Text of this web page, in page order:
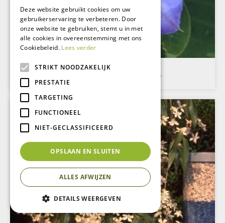
Clematis
Clematis 'Hybrida Sieboldii'
Deze website gebruikt cookies om uw
gebruikerservaring te verbeteren. Door
onze website te gebruiken, stemt u in met
alle cookies in overeenstemming met ons
Cookiebeleid. Lees verder
STRIKT NOODZAKELIJK
PRESTATIE
TARGETING
FUNCTIONEEL
NIET-GECLASSIFICEERD
OPSLAAN EN SLUITEN
ALLES AFWIJZEN
DETAILS WEERGEVEN